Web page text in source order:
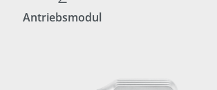
Antriebsmodul